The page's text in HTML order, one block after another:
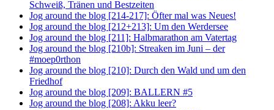
Schweiß, Tränen und Bestzeiten
Jog around the blog [214-217]: Öfter mal was Neues!
Jog around the blog [212+213]: Um den Werdersee
Jog around the blog [211]: Halbmarathon am Vatertag
Jog around the blog [210b]: Streaken im Juni – der
#moep0rthon
Jog around the blog [210]: Durch den Wald und um den
Friedhof
Jog around the blog [209]: BALLERN #5
Jog around the blog [208]: Akku leer?